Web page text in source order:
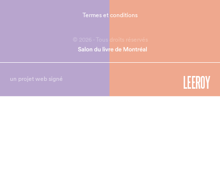
© 2026 - Tous droits réservés
Termes et conditions
un projet web signé